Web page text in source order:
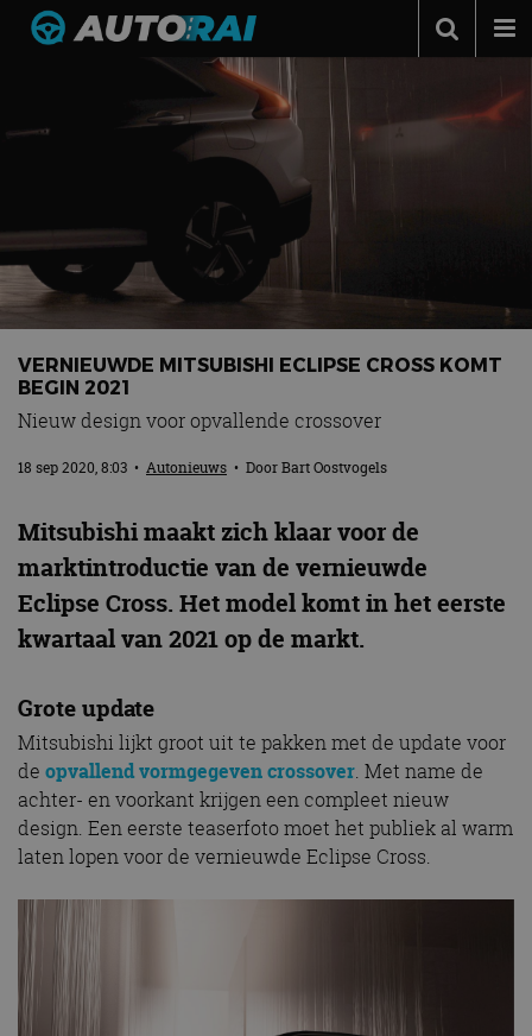
Podcast
Adverteren
Contact
VERNIEUWDE MITSUBISHI ECLIPSE CROSS KOMT
BEGIN 2021
Nieuw design voor opvallende crossover
18 sep 2020, 8:03 • Autonieuws • DoorBart Oostvogels
Mitsubishi maakt zich klaar voor de
marktintroductie van de vernieuwde
Eclipse Cross. Het model komt in het eerste
kwartaal van 2021 op de markt.
Grote update
Mitsubishi lijkt groot uit te pakken met de update voor
de opvallend vormgegeven crossover. Met name de
achter- en voorkant krijgen een compleet nieuw
design. Een eerste teaserfoto moet het publiek al warm
laten lopen voor de vernieuwde Eclipse Cross.